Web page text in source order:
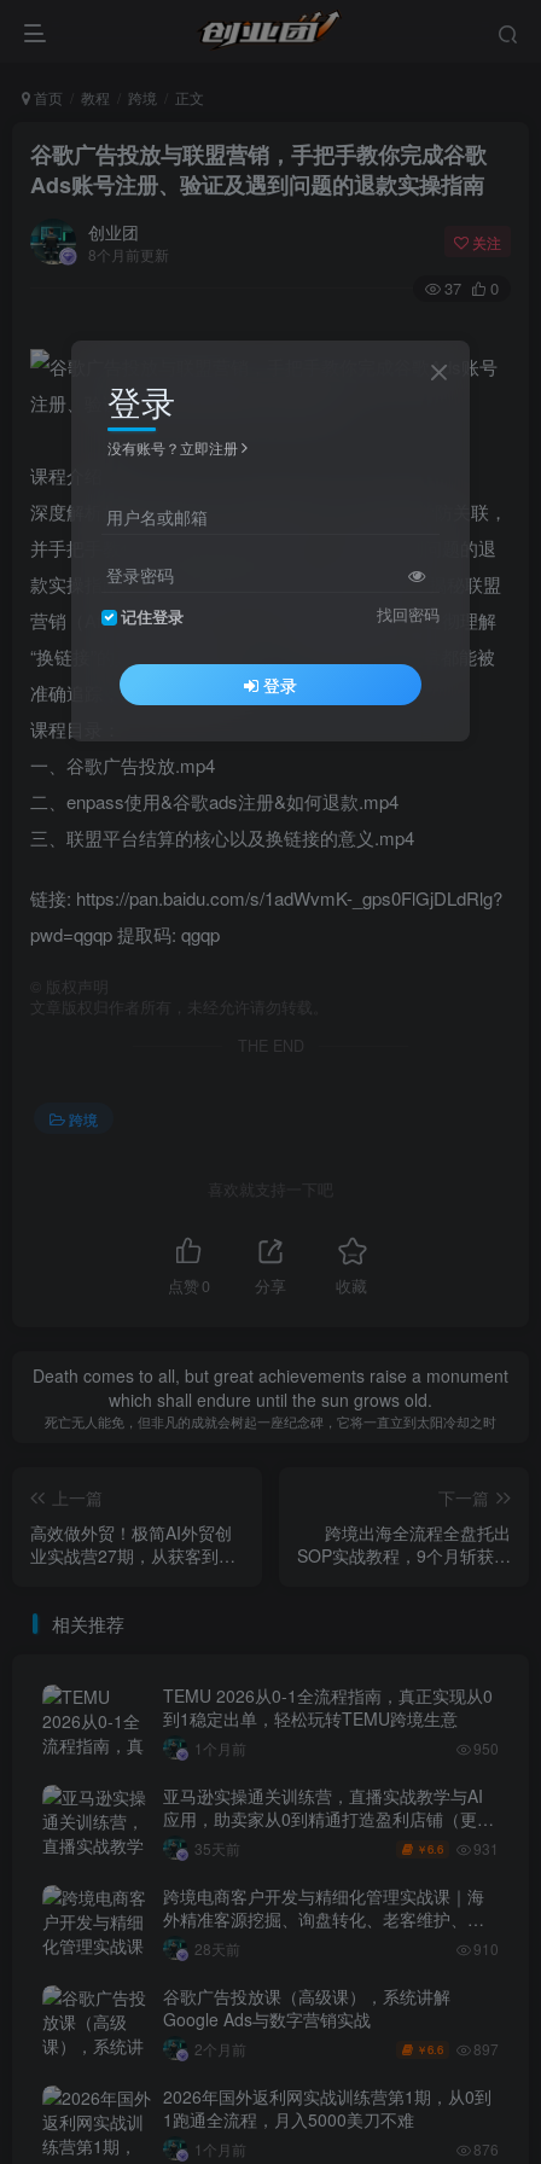
首页 教程 跨境 正文
谷歌广告投放与联盟营销，手把手教你完成谷歌
Ads账号注册、验证及遇到问题的退款实操指南
创业团
8个月前更新
关注
37 0
课程介绍：
深度解析如何运用Enpass等密码管理工具实现科学防关联，
并手把手教你完成谷歌Ads账号注册、验证及遇到问题的退
款实操指南，最大限度保障账号安全与资金权益，揭秘联盟
营销（Affiliate Marketing）平台结算的核心机制，透彻理解
“换链接”的真正意义与操作方法，确保你的推广流量都能被
准确追踪，实现收益最大化。
课程目录：
一、谷歌广告投放.mp4
二、enpass使用&谷歌ads注册&如何退款.mp4
三、联盟平台结算的核心以及换链接的意义.mp4
链接: https://pan.baidu.com/s/1adWvmK-_gps0FlGjDLdRlg?
pwd=qgqp 提取码: qgqp
版权声明
文章版权归作者所有，未经允许请勿转载。
THE END
跨境
喜欢就支持一下吧
点赞 0 分享 收藏
Death comes to all, but great achievements raise a monument
which shall endure until the sun grows old.
死亡无人能免，但非凡的成就会树起一座纪念碑，它将一直立到太阳冷却之时
上一篇
高效做外贸！极简AI外贸创
业实战营27期，从获客到转
下一篇
跨境出海全流程全盘托出
SOP实战教程，9个月斩获海
相关推荐
TEMU 2026从0-1全流程指南，真正实现从0
到1稳定出单，轻松玩转TEMU跨境生意
1个月前 950
亚马逊实操通关训练营，直播实战教学与AI
应用，助卖家从0到精通打造盈利店铺（更新
7月3日）
35天前 ￥6.6 931
跨境电商客户开发与精细化管理实战课｜海
外精准客源挖掘、询盘转化、老客维护、客
户分层全流程落地教程
28天前 910
谷歌广告投放课（高级课），系统讲解
Google Ads与数字营销实战
2个月前 ￥6.6 897
2026年国外返利网实战训练营第1期，从0到
1跑通全流程，月入5000美刀不难
1个月前 876
登录
没有账号？立即注册
用户名或邮箱
登录密码
记住登录 找回密码
登录